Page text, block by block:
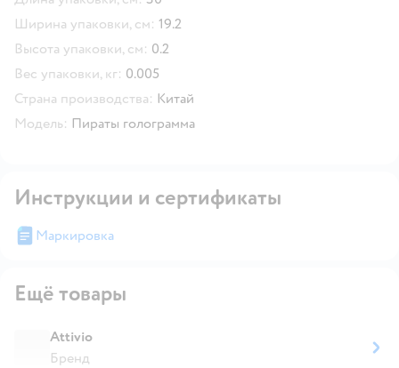
Ширина упаковки, см: 19.2
Высота упаковки, см: 0.2
Вес упаковки, кг: 0.005
Страна производства: Китай
Модель: Пираты голограмма
Инструкции и сертификаты
Маркировка
Ещё товары
Attivio
Бренд